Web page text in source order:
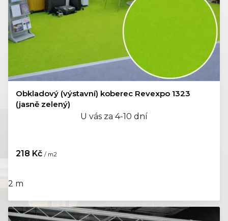
ů
Obkladový (výstavní) koberec Revexpo 1323
(jasně zelený)
U vás za 4-10 dní
218 Kč / m2
2 m